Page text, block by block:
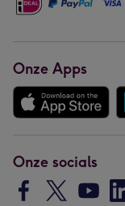
Onze Apps
Onze socials